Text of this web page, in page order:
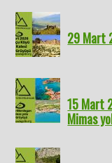
29 Mart
15 Mart
Mimas